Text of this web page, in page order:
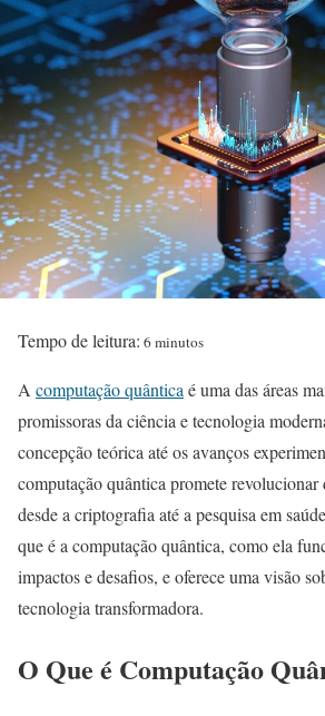
Tempo de leitura: 6 minutos
A computação quântica é uma das áreas
promissoras da ciência e tecnologia
concepção teórica até os avanços
computação quântica promete revolucionar
desde a criptografia até a pesquisa em
que é a computação quântica, como ela
impactos e desafios, e oferece uma visão
tecnologia transformadora.
O Que é Computação